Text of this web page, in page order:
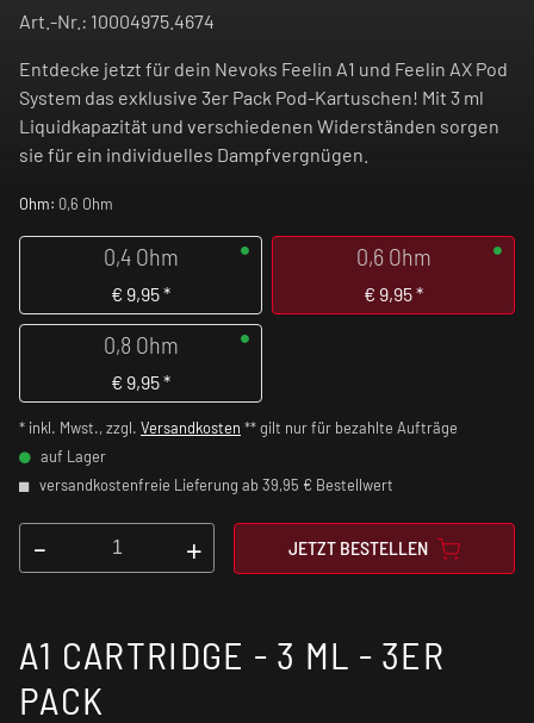
Art.-Nr.: 10004975.4674
Entdecke jetzt für dein Nevoks Feelin A1 und Feelin AX Pod
System das exklusive 3er Pack Pod-Kartuschen! Mit 3 ml
Liquidkapazität und verschiedenen Widerständen sorgen
sie für ein individuelles Dampfvergnügen.
Ohm: 0,6 Ohm
0,4 Ohm
€ 9,95*
0,6 Ohm
€ 9,95*
0,8 Ohm
€ 9,95*
* inkl. Mwst., zzgl. Versandkosten ** gilt nur für bezahlte Aufträge
auf Lager
versandkostenfreie Lieferung ab 39,95 € Bestellwert
- + JETZT BESTELLEN
A1 CARTRIDGE - 3 ML - 3ER
PACK